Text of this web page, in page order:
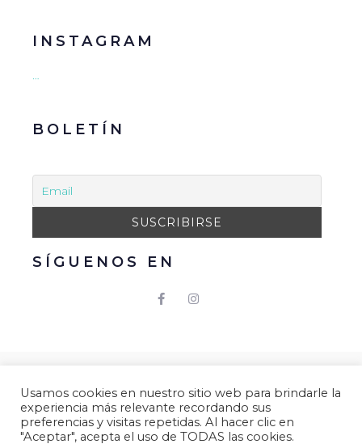
INSTAGRAM
…
BOLETÍN
SÍGUENOS EN
© 2021 Gacmark – Arucas Mola. Todos los derechos
reservados.
Aviso Legal|Política de Privacidad|Política de
Cookies.
Usamos cookies en nuestro sitio web para brindarle la
experiencia más relevante recordando sus
preferencias y visitas repetidas. Al hacer clic en
"Aceptar", acepta el uso de TODAS las cookies.